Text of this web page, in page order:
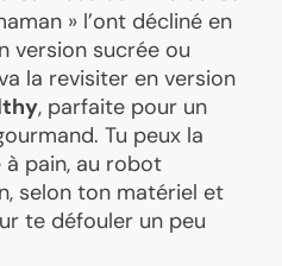
» l’ont décliné en
version sucrée ou
la revisiter en version
, parfaite pour un
Tu peux la
pain, au robot
selon ton matériel et
te défouler un peu